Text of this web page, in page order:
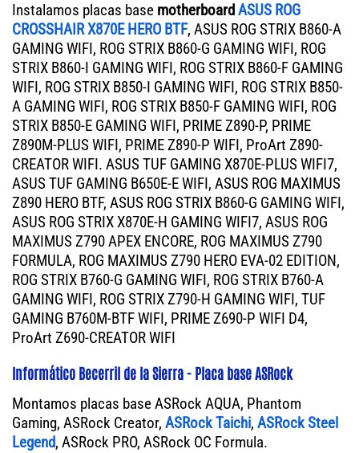
Instalamos placas base motherboardASUS ROG
CROSSHAIR X870E HERO BTF, ASUS ROG STRIX B860-A
GAMING WIFI, ROG STRIX B860-G GAMING WIFI, ROG
STRIX B860-I GAMING WIFI, ROG STRIX B860-F GAMING
WIFI, ROG STRIX B850-I GAMING WIFI, ROG STRIX B850-
A GAMING WIFI, ROG STRIX B850-F GAMING WIFI, ROG
STRIX B850-E GAMING WIFI, PRIME Z890-P, PRIME
Z890M-PLUS WIFI, PRIME Z890-P WIFI, ProArt Z890-
CREATOR WIFI. ASUS TUF GAMING X870E-PLUS WIFI7,
ASUS TUF GAMING B650E-E WIFI, ASUS ROG MAXIMUS
Z890 HERO BTF, ASUS ROG STRIX B860-G GAMING WIFI,
ASUS ROG STRIX X870E-H GAMING WIFI7, ASUS ROG
MAXIMUS Z790 APEX ENCORE, ROG MAXIMUS Z790
FORMULA, ROG MAXIMUS Z790 HERO EVA-02 EDITION,
ROG STRIX B760-G GAMING WIFI, ROG STRIX B760-A
GAMING WIFI, ROG STRIX Z790-H GAMING WIFI, TUF
GAMING B760M-BTF WIFI, PRIME Z690-P WIFI D4,
ProArt Z690-CREATOR WIFI
Informático Becerril de la Sierra - Placa base ASRock
Montamos placas base ASRock AQUA, Phantom
Gaming, ASRock Creator, ASRock Taichi, ASRock Steel
Legend, ASRock PRO, ASRock OC Formula.